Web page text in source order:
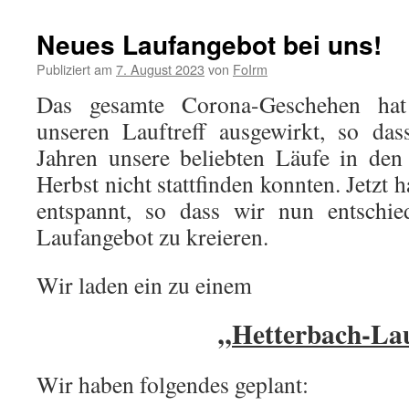
Neues Laufangebot bei uns!
Publiziert am 7. August 2023 von FoIrm
Das gesamte Corona-Geschehen
unseren Lauftreff ausgewirkt, so
Jahren unsere beliebten Läufe in
Herbst nicht stattfinden konnten. Jetzt
entspannt, so dass wir nun
Laufangebot zu kreieren.
Wir laden ein zu einem
„Hetterbach-
Wir haben folgendes geplant: